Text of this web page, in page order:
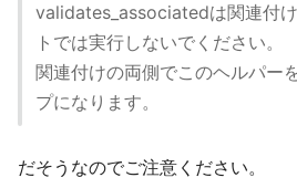
validates_associatedは関連付
トでは実行しないでください。
関連付けの両側でこのヘルパー
プになります。
だそうなのでご注意ください。